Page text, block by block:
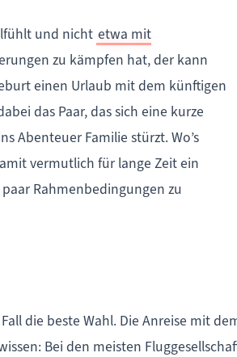
und nicht etwa mit
zu kämpfen hat, der kann
einen Urlaub mit dem künftigen
das Paar, das sich eine kurze
Abenteuer Familie stürzt. Wo’s
vermutlich für lange Zeit ein
Rahmenbedingungen zu
die beste Wahl. Die Anreise mit
Bei den meisten